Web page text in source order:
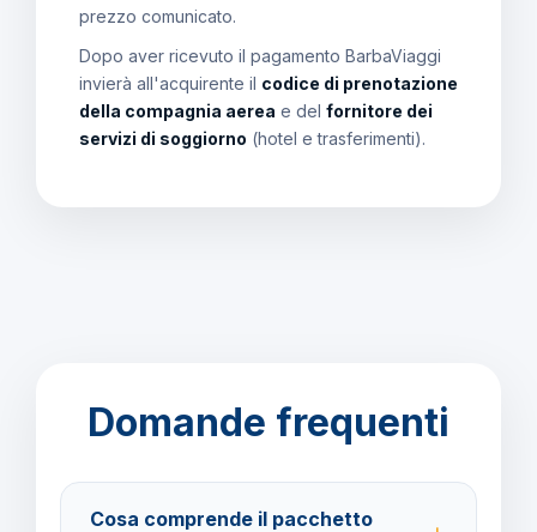
prezzo comunicato.
Dopo aver ricevuto il pagamento BarbaViaggi
invierà all'acquirente il codice di prenotazione
della compagnia aerea e del fornitore dei
servizi di soggiorno (hotel e trasferimenti).
Domande frequenti
Cosa comprende il pacchetto